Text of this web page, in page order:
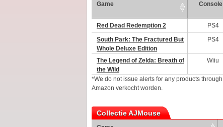
Game Console
Red Dead Redemption 2 PS4
South Park: The Fractured But
Whole Deluxe Edition
PS4
The Legend of Zelda: Breath of
the Wild
Wiiu
*We do not issue alerts for any products
Amazon verkocht worden.
Collectie AJMouse